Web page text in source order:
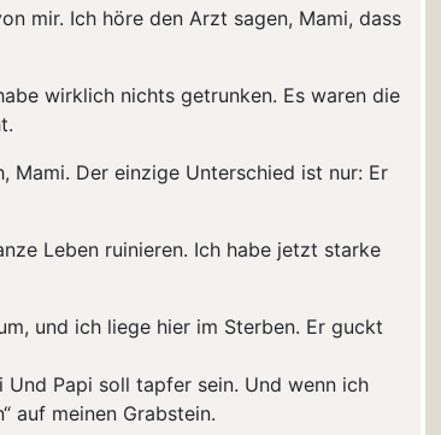
mir. Ich höre den Arzt sagen, Mami, dass
wirklich nichts getrunken. Es waren die
Mami. Der einzige Unterschied ist nur: Er
Leben ruinieren. Ich habe jetzt starke
und ich liege hier im Sterben. Er guckt
Und Papi soll tapfer sein. Und wenn ich
auf meinen Grabstein.